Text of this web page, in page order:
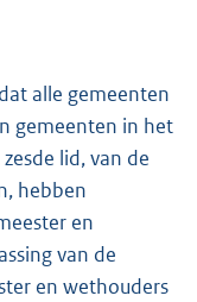
alle gemeenten
gemeenten in het
lid, van de
hebben
en
van de
en wethouders